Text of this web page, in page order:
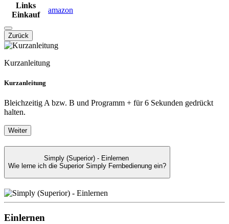
Links
Einkauf
amazon
Zurück
Kurzanleitung
Kurzanleitung
Bleichzeitig A bzw. B und Programm + für 6 Sekunden gedrückt
halten.
Weiter
Simply (Superior) - Einlernen
Wie lerne ich die Superior Simply Fernbedienung ein?
Einlernen